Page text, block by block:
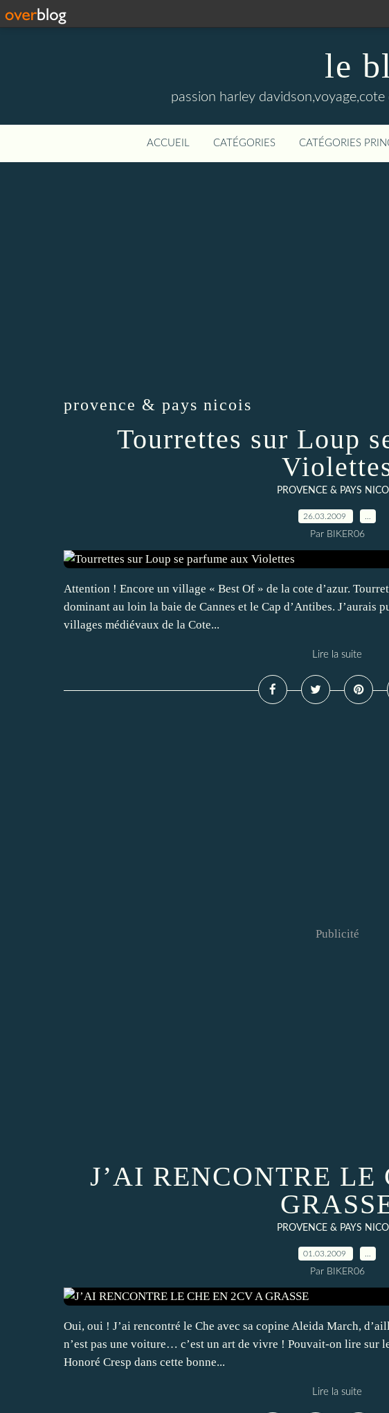
le
passion harley
ACCUEIL CATÉGORIES CATÉGORIES
provence & pays nicois
Tourrettes sur Loup
PROVENCE & PAYS
26.03.2009
Par BIKER06
Attention ! Encore un village « Best Of » de la cote d’azur.
dominant au loin la baie de Cannes et le Cap d’Antibes. J’aurais
villages médiévaux de la Cote...
Lire la suite
Publicité
J’AI RENCONTRE LE
PROVENCE & PAYS
01.03.2009
Par BIKER06
Oui, oui ! J’ai rencontré le Che avec sa copine Aleida March,
n’est pas une voiture… c’est un art de vivre ! Pouvait-on lire sur
Honoré Cresp dans cette bonne...
Lire la suite